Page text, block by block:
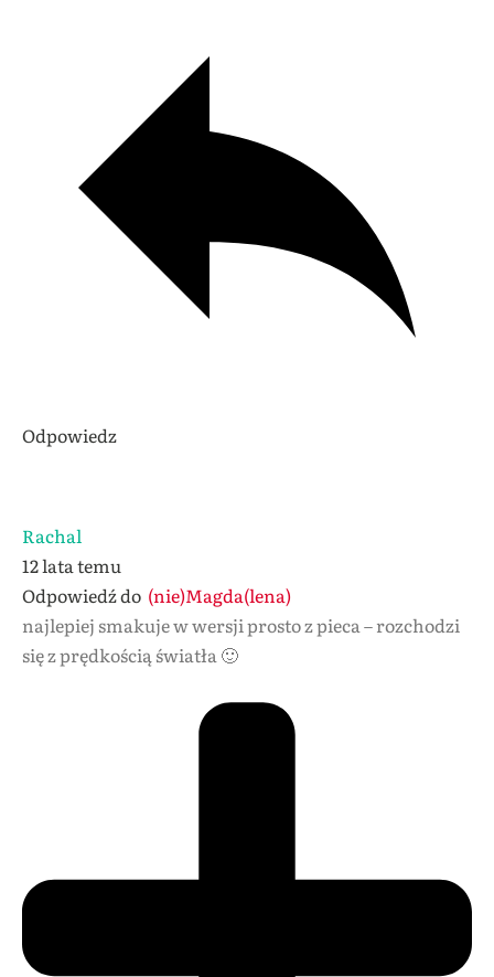
Odpowiedz
Rachal
12 lata temu
Odpowiedź do (nie)Magda(lena)
najlepiej smakuje w wersji prosto z pieca – rozchodzi
się z prędkością światła 🙂